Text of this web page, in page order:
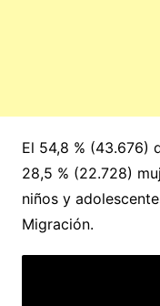
El 54,8 % (43.676)
28,5 % (22.728)
niños y
Migración.